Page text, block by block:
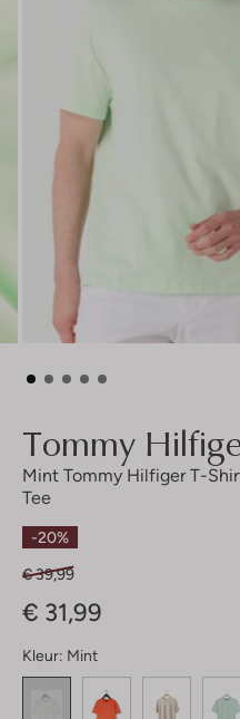
Tommy
Mint Tommy Hilfiger T-
Tee
-20%
€ 39,99
€ 31,99
Kleur: Mint